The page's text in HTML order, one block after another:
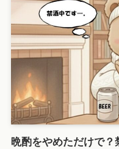
晩酌をやめただけで